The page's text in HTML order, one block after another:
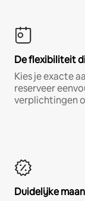
De flexibiliteit
Kies je exacte
reserveer
verplichtingen
Duidelijke